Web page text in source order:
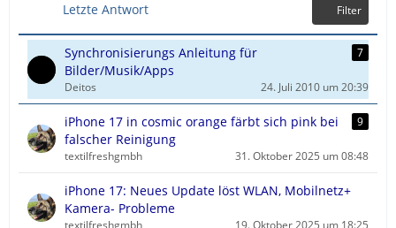
i
t
r
ä
g
e
Letzte Antwort Filter
Synchronisierungs Anleitung für
Bilder/Musik/Apps
7
Deitos 24. Juli 2010 um 20:39
iPhone 17 in cosmic orange färbt sich pink bei
falscher Reinigung
9
textilfreshgmbh 31. Oktober 2025 um 08:48
iPhone 17: Neues Update löst WLAN, Mobilnetz+
Kamera- Probleme
textilfreshgmbh 19. Oktober 2025 um 18:25